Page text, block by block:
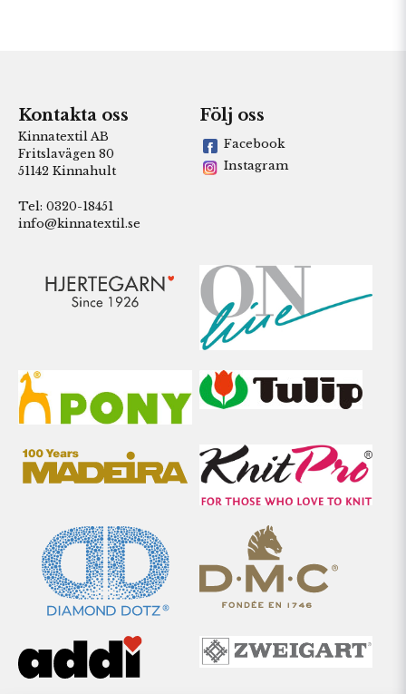
Kontakta oss
Kinnatextil AB
Fritslavägen 80
51142 Kinnahult
Tel: 0320-18451
info@kinnatextil.se
Följ oss
Facebook
Instagram